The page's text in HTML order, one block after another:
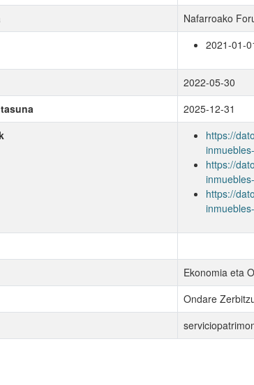
Nafarroako
2021-01-
2022-05-30
2025-12-31
https://
https://
https://
Ekonomia eta
Ondare